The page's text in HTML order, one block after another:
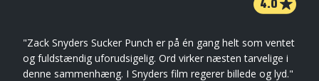
"Zack Snyders Sucker Punch er på én gang helt som ventet
og fuldstændig uforudsigelig. Ord virker næsten tarvelige i
denne sammenhæng. I Snyders film regerer billede og lyd."